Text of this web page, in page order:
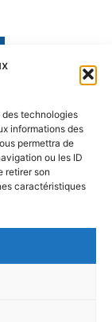
des technologies
informations des
permettra de
ou les ID
retirer son
caractéristiques